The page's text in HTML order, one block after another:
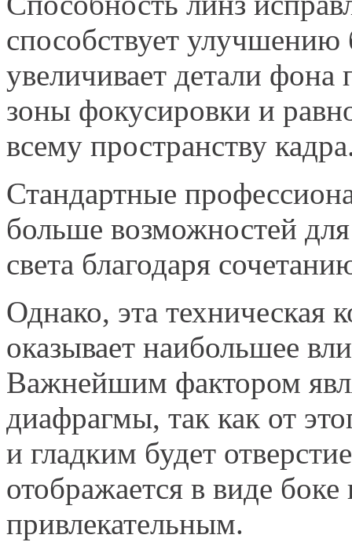
способствует улучшению
увеличивает детали фона
зоны фокусировки и
всему пространству
Стандартные
больше возможностей
света благодаря
Однако, эта техническая
оказывает наибольшее
Важнейшим фактором
диафрагмы, так как от
и гладким будет
отображается в виде
привлекательным.